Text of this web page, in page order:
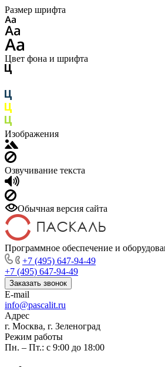
Размер шрифта
Цвет фона и шрифта
Изображения
Озвучивание текста
Обычная версия сайта
Программное обеспечение и
+7 (495) 647-94-49
+7 (495) 647-94-49
Заказать звонок
E-mail
info@pascalit.ru
Адрес
г. Москва, г. Зеленоград
Режим работы
Пн. – Пт.: с 9:00 до 18:00